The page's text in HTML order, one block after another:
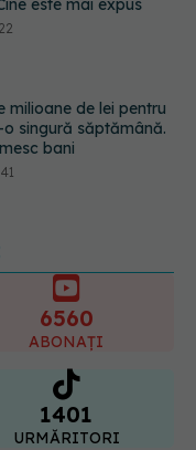
milioane de lei pentru
ta preferată
pe care o ai. Care
6560
ABONAȚI
1401
URMĂRITORI